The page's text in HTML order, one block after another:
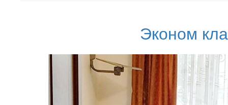
Эконом